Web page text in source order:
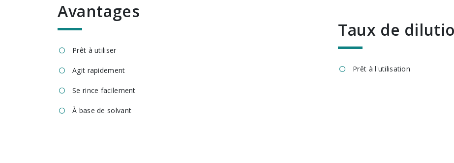
avantages
Prêt à utiliser
Agit rapidement
Se rince facilement
À base de solvant
Taux de
Prêt à l'utilisation